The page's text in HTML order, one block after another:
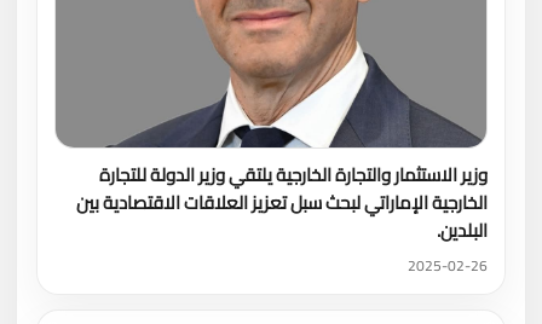
وزير الاستثمار والتجارة الخارجية يلتقي وزير الدولة للتجارة
الخارجية الإماراتي لبحث سبل تعزيز العلاقات الاقتصادية بين
البلدين.
2025-02-26